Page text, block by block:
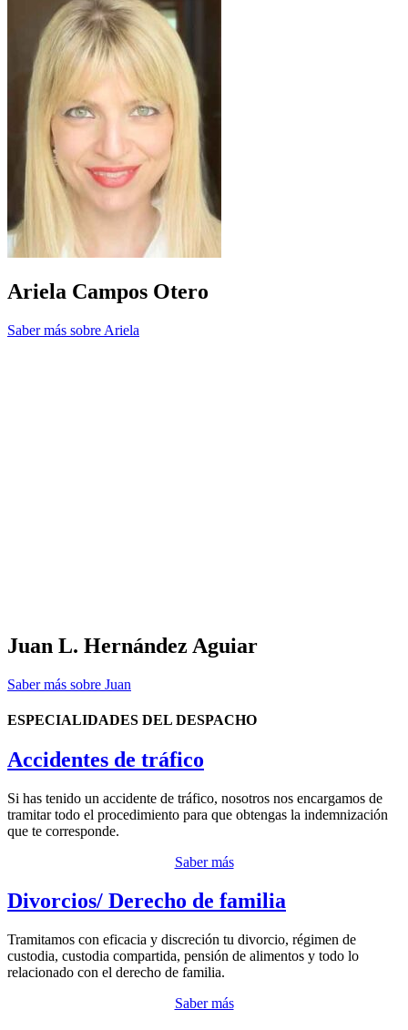
Ariela Campos Otero
Saber más sobre Ariela
Juan L. Hernández Aguiar
Saber más sobre Juan
ESPECIALIDADES DEL DESPACHO
Accidentes de tráfico
Si has tenido un accidente de tráfico, nosotros nos encargamos de
tramitar todo el procedimiento para que obtengas la indemnización
que te corresponde.
Saber más
Divorcios/ Derecho de familia
Tramitamos con eficacia y discreción tu divorcio, régimen de
custodia, custodia compartida, pensión de alimentos y todo lo
relacionado con el derecho de familia.
Saber más